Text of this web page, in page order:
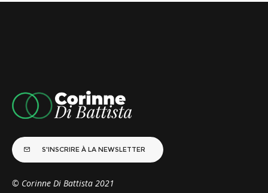
S'INSCRIRE À LA NEWSLETTER
© Corinne Di Battista 2021